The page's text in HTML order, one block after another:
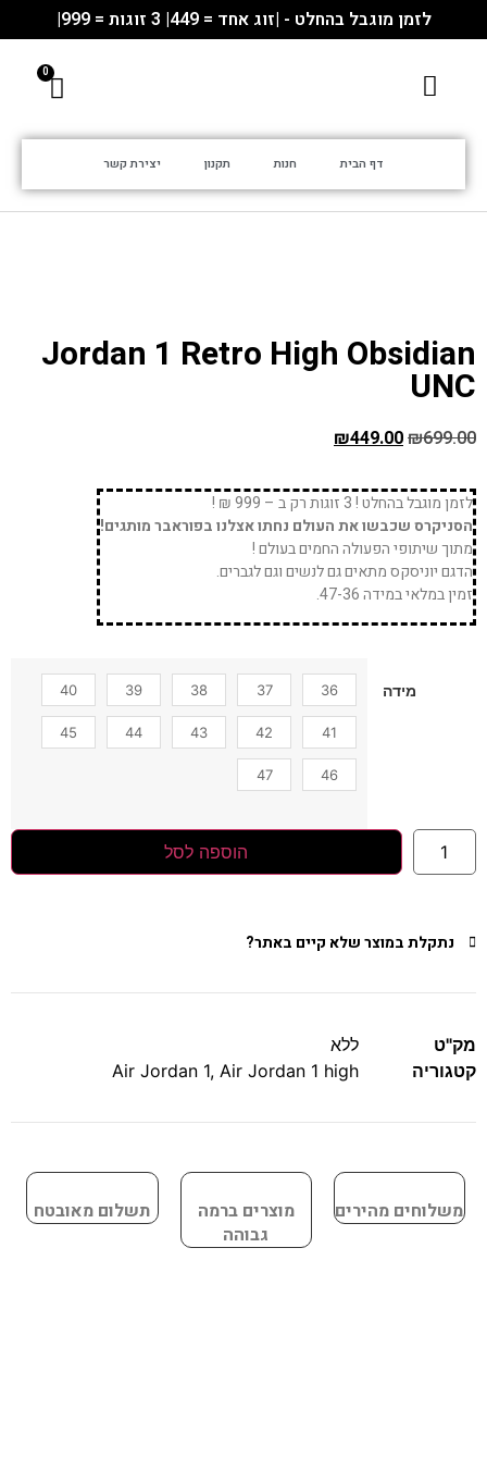
לזמן מוגבל בהחלט - |זוג אחד = 449| 3 זוגות = 999|
דף הבית חנות תקנון יצירת קשר
Jordan 1 Retro High Obsidian
UNC
₪699.00
₪449.00
לזמן מוגבל בהחלט ! 3 זוגות רק ב – 999 ₪ !
הסניקרס שכבשו את העולם נחתו אצלנו בפוראבר מותגים!
מתוך שיתופי הפעולה החמים בעולם !
הדגם יוניסקס מתאים גם לנשים וגם לגברים.
זמין במלאי במידה 47-36.
מידה 36
37
38
39
40
41
42
43
44
45
46
47
הוספה לסל
נתקלת במוצר שלא קיים באתר?
מק"ט
ללא
קטגוריה
Air Jordan 1, Air Jordan 1 high
משלוחים מהירים
מוצרים ברמה
גבוהה
תשלום מאובטח